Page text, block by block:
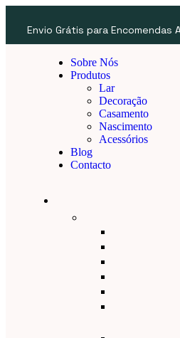
Envio Grátis para Encomendas
Sobre Nós
Produtos
Lar
Decoração
Casamento
Nascimento
Acessórios
Blog
Contacto